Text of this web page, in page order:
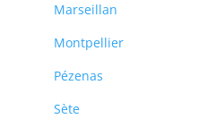
Marseillan
Montpellier
Pézenas
Sète